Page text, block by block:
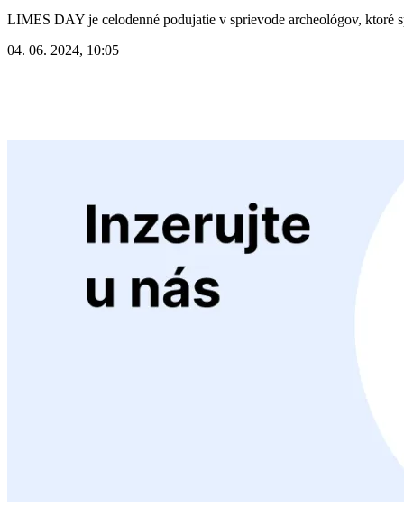
LIMES DAY je celodenné podujatie v sprievode archeológov, ktoré
04. 06. 2024, 10:05